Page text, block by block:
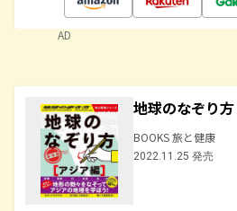
AD
地球のなぞり
BOOKS 旅と健康
2022.11.25 発売